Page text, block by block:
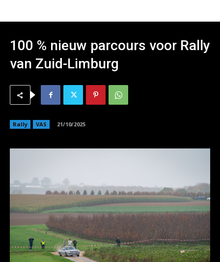
100 % nieuw parcours voor Rally
van Zuid-Limburg
Rally VAS 21/10/2025